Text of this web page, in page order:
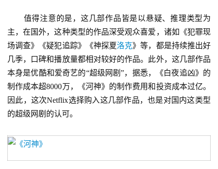
值得注意的是，这几部作品皆是以悬疑、推理类型为
主，在国外，这种类型的作品深受观众喜爱，诸如《犯罪现
场调查》《疑犯追踪》《神探夏洛克》等，都是持续推出好
几季，口碑和播放量都相对较好的作品。此外，这几部作品
本身是优酷和爱奇艺的“超级网剧”，据悉，《白夜追凶》的
制作成本超8000万，《河神》的制作费用和投资成本过亿。
因此，这次Netflix选择购入这几部作品，也是对国内这类型
的超级网剧的认可。